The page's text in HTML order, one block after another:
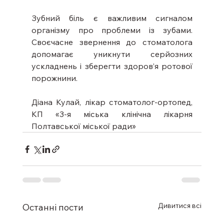
Зубний біль є важливим сигналом
організму про проблеми із зубами.
Своєчасне звернення до стоматолога
допомагає уникнути серйозних
ускладнень і зберегти здоров’я ротової
порожнини.
Діана Кулай, лікар стоматолог-ортопед,
КП «3-я міська клінічна лікарня
Полтавської міської ради»
Останні пости Дивитися всі